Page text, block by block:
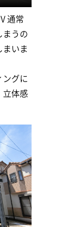
通常
まうの
まいま
ングに
立体感